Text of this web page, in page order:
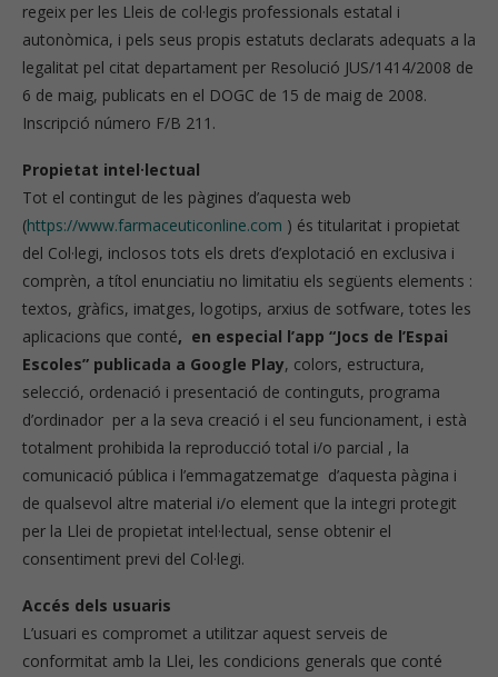
regeix per les Lleis de col·legis professionals estatal i
autonòmica, i pels seus propis estatuts declarats adequats a la
legalitat pel citat departament per Resolució JUS/1414/2008 de
6 de maig, publicats en el DOGC de 15 de maig de 2008.
Inscripció número F/B 211.
Propietat intel·lectual
Tot el contingut de les pàgines d’aquesta web
(https://www.farmaceuticonline.com ) és titularitat i propietat
del Col·legi, inclosos tots els drets d’explotació en exclusiva i
comprèn, a títol enunciatiu no limitatiu els següents elements :
textos, gràfics, imatges, logotips, arxius de sotfware, totes les
aplicacions que conté, en especial l’app “Jocs de l’Espai
Escoles” publicada a Google Play, colors, estructura,
selecció, ordenació i presentació de continguts, programa
d’ordinador per a la seva creació i el seu funcionament, i està
totalment prohibida la reproducció total i/o parcial , la
comunicació pública i l’emmagatzematge d’aquesta pàgina i
de qualsevol altre material i/o element que la integri protegit
per la Llei de propietat intel·lectual, sense obtenir el
consentiment previ del Col·legi.
Accés dels usuaris
L’usuari es compromet a utilitzar aquest serveis de
conformitat amb la Llei, les condicions generals que conté